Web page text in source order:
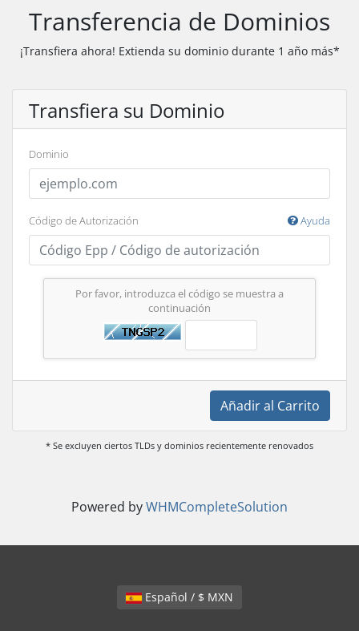
Transferencia de Dominios
¡Transfiera ahora! Extienda su dominio durante 1 año más*
Transfiera su Dominio
Dominio
Código de Autorización Ayuda
Por favor, introduzca el código se muestra a
continuación
Añadir al Carrito
* Se excluyen ciertos TLDs y dominios recientemente renovados
Powered byWHMCompleteSolution
Español / $ MXN